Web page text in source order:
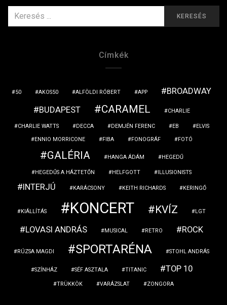
ERRE:
KERESÉS
Címkék
50 AKOS50 ALFÖLDI RÓBERT APP
BROADWAY
BUDAPEST
CARAMEL CHARLIE
CHARLIE WATTS DECCA DEMJÉN FERENC EB
ELVIS
ENNIO MORRICONE
FIBA FONOGRÁF FOTÓ
GALÉRIA HANGA ÁDÁM HEGEDŰ
HEGEDŰS A HÁZTETŐN HELFGOTT ILLUSIONISTS
INTERJÚ KARÁCSONY KEITH RICHARDS KERINGŐ
KIÁLLÍTÁS KONCERT KVÍZ LGT
LOVASI ANDRÁS MUSICAL RETRO ROCK
RÚZSA MAGDI SPORTARÉNA STOHL ANDRÁS
SZÍNHÁZ SÉF ASZTALA TITANIC TOP 10
TRÜKKÖK VARÁZSLAT ZONGORA